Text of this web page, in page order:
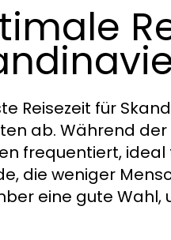
Reisezeit für
ab. Während
frequentiert,
die weniger
eine gute Wahl,